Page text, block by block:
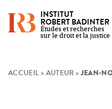
Skip
INSTITUT
ROBERT BADINTER
Études et recherches
sur le droit et la justice
ACCUEIL > AUTEUR > JEAN-